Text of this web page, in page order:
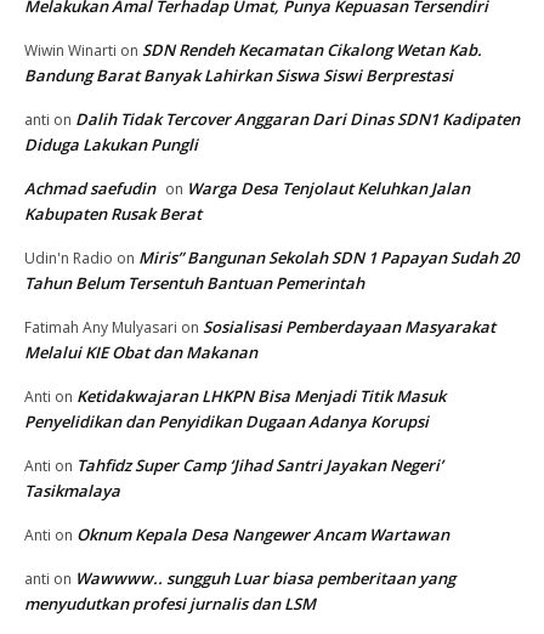
Melakukan Amal Terhadap Umat, Punya Kepuasan Tersendiri
Wiwin Winarti on SDN Rendeh Kecamatan Cikalong Wetan Kab.
Bandung Barat Banyak Lahirkan Siswa Siswi Berprestasi
anti on Dalih Tidak Tercover Anggaran Dari Dinas SDN1 Kadipaten
Diduga Lakukan Pungli
Achmad saefudin on Warga Desa Tenjolaut Keluhkan Jalan
Kabupaten Rusak Berat
Udin'n Radio on Miris” Bangunan Sekolah SDN 1 Papayan Sudah 20
Tahun Belum Tersentuh Bantuan Pemerintah
Fatimah Any Mulyasari on Sosialisasi Pemberdayaan Masyarakat
Melalui KIE Obat dan Makanan
Anti on Ketidakwajaran LHKPN Bisa Menjadi Titik Masuk
Penyelidikan dan Penyidikan Dugaan Adanya Korupsi
Anti on Tahfidz Super Camp ‘Jihad Santri Jayakan Negeri’
Tasikmalaya
Anti on Oknum Kepala Desa Nangewer Ancam Wartawan
anti on Wawwww.. sungguh Luar biasa pemberitaan yang
menyudutkan profesi jurnalis dan LSM